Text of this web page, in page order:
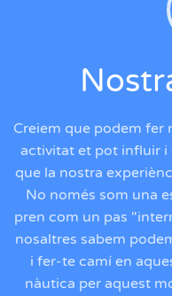
Creiem que podem fer
activitat et pot influir i
que la nostra
No només som una
pren com un pas
nosaltres sabem
i fer-te camí en
nàutica per aquest